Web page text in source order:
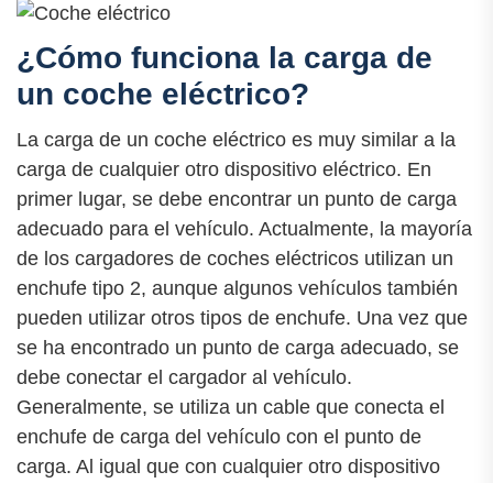
¿Cómo funciona la carga de
un coche eléctrico?
La carga de un coche eléctrico es muy similar a la
carga de cualquier otro dispositivo eléctrico. En
primer lugar, se debe encontrar un punto de carga
adecuado para el vehículo. Actualmente, la mayoría
de los cargadores de coches eléctricos utilizan un
enchufe tipo 2, aunque algunos vehículos también
pueden utilizar otros tipos de enchufe. Una vez que
se ha encontrado un punto de carga adecuado, se
debe conectar el cargador al vehículo.
Generalmente, se utiliza un cable que conecta el
enchufe de carga del vehículo con el punto de
carga. Al igual que con cualquier otro dispositivo